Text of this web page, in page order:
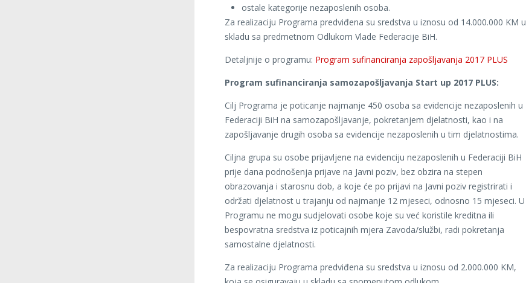
ostale kategorije nezaposlenih osoba.
Za realizaciju Programa predviđena su sredstva u iznosu od 14.000.000 KM u
skladu sa predmetnom Odlukom Vlade Federacije BiH.
Detaljnije o programu: Program sufinanciranja zapošljavanja 2017 PLUS
Program sufinanciranja samozapošljavanja Start up 2017 PLUS:
Cilj Programa je poticanje najmanje 450 osoba sa evidencije nezaposlenih u
Federaciji BiH na samozapošljavanje, pokretanjem djelatnosti, kao i na
zapošljavanje drugih osoba sa evidencije nezaposlenih u tim djelatnostima.
Ciljna grupa su osobe prijavljene na evidenciju nezaposlenih u Federaciji BiH
prije dana podnošenja prijave na Javni poziv, bez obzira na stepen
obrazovanja i starosnu dob, a koje će po prijavi na Javni poziv registrirati i
održati djelatnost u trajanju od najmanje 12 mjeseci, odnosno 15 mjeseci. U
Programu ne mogu sudjelovati osobe koje su već koristile kreditna ili
bespovratna sredstva iz poticajnih mjera Zavoda/službi, radi pokretanja
samostalne djelatnosti.
Za realizaciju Programa predviđena su sredstva u iznosu od 2.000.000 KM,